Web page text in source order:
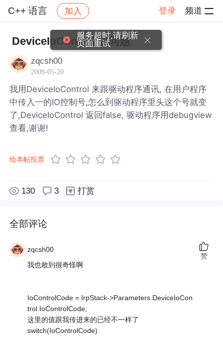
C++ 语言 加入 登录 频道
社区 C++ 语言 帖子详情
DeviceIoControl 的问题
zqcsh00
2009-05-20
我用DeviceIoControl 来跟驱动程序通讯, 在用户程序
中传入一的IO控制号,怎么到驱动程序里头这个号就变
了,DeviceIoControl 返回false, 驱动程序用debugview
查看,谢谢!
给本帖投票
130 3 打赏
全部评论
zqcsh00
我也敢到很奇怪啊
IoControlCode = IrpStack->Parameters.DeviceIoCon
trol.IoControlCode;
这里的值跟我传进来的已经不一样了
switch(IoControlCode)
赞
服务超时,请刷新
页面重试